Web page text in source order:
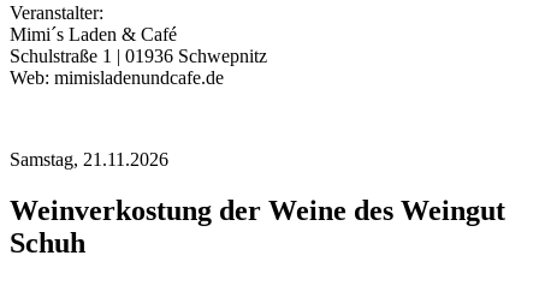
Veranstalter:
Mimi´s Laden & Café
Schulstraße 1 | 01936 Schwepnitz
Web: mimisladenundcafe.de
Samstag, 21.11.2026
Weinverkostung der Weine des Weingut
Schuh